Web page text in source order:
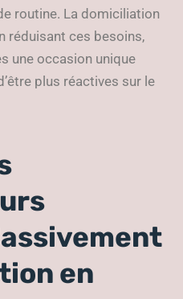
routine. La domiciliation
réduisant ces besoins,
une occasion unique
plus réactives sur le
en